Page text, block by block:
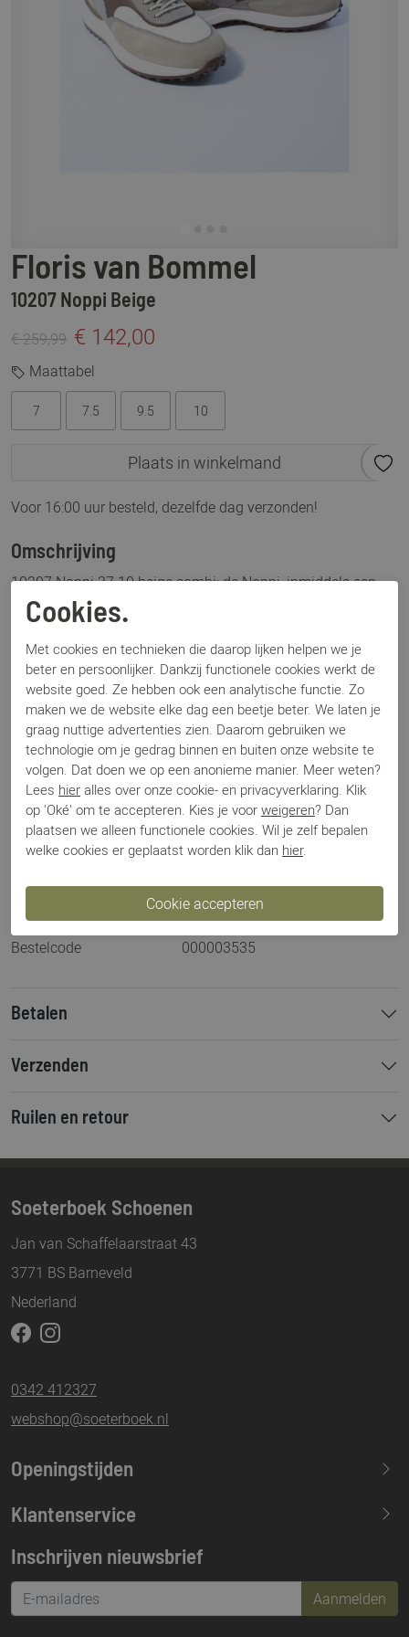
Floris van Bommel
10207 Noppi Beige
€ 259,99 € 142,00
Maattabel
7 7.5 9.5 10
Plaats in winkelmand
Voor 16:00 uur besteld, dezelfde dag verzonden!
Omschrijving
10207 Noppi 37.10 beige combi: de Noppi, inmiddels een
bekend model bij Floris van Bommel. Dit is de Floris van
Bommel 10207 Noppi 37.10, uitgevoerd in een mooie
kleurencombinatie met bruin en wit leer en beige suède.
Deze sneaker heeft een stijl die bij elke look past. De
vertrouwde en bekende goede pasvorm zorgen voor dat fijne
comfort.
Specificaties
Merk
Floris van Bommel
Artikelnummer
10207 Noppi
Los voetbed
Ja
Categorie
Sneakers
Beige
Materiaal
Suede
Bestelcode
000003535
Betalen
Verzenden
Ruilen en retour
Soeterboek Schoenen
Jan van Schaffelaarstraat 43
3771 BS Barneveld
Nederland
0342 412327
webshop@soeterboek.nl
Openingstijden
Maandag
13.30-17.30
Woensdag
Donderdag
09.30-17.30
Klantenservice
Inschrijven nieuwsbrief
Aanmelden
Cookies.
Met cookies en technieken die daarop lijken helpen we je
beter en persoonlijker. Dankzij functionele cookies werkt de
website goed. Ze hebben ook een analytische functie. Zo
maken we de website elke dag een beetje beter. We laten je
graag nuttige advertenties zien. Daarom gebruiken we
technologie om je gedrag binnen en buiten onze website te
volgen. Dat doen we op een anonieme manier. Meer weten?
Lees hier alles over onze cookie- en privacyverklaring. Klik
op 'Oké' om te accepteren. Kies je voor weigeren? Dan
plaatsen we alleen functionele cookies. Wil je zelf bepalen
welke cookies er geplaatst worden klik dan hier.